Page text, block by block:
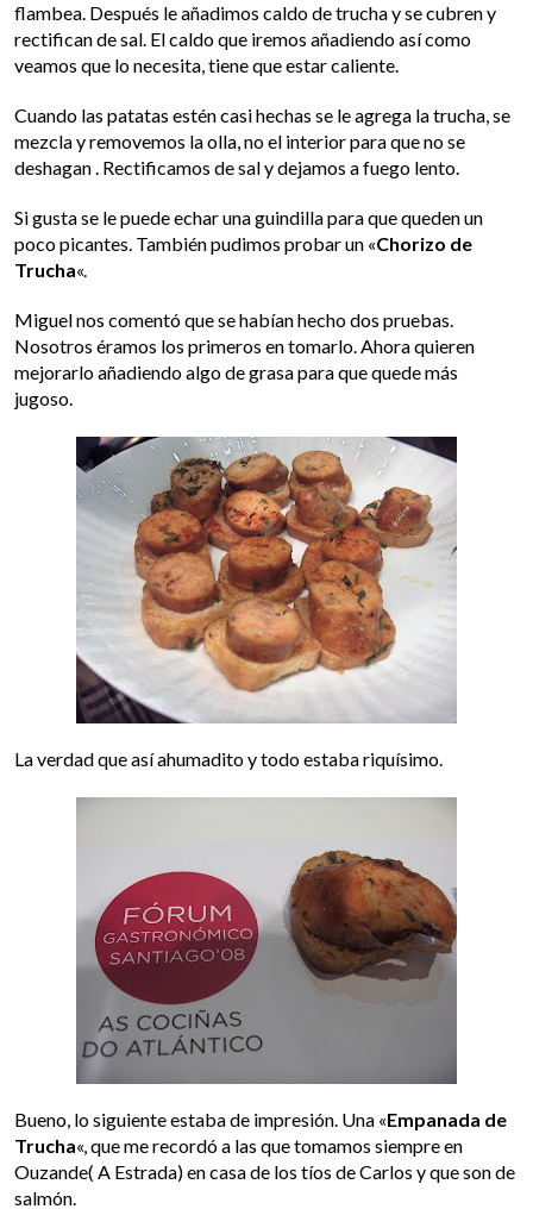
flambea. Después le añadimos caldo de trucha y se cubren y
rectifican de sal. El caldo que iremos añadiendo así como
veamos que lo necesita, tiene que estar caliente.
Cuando las patatas estén casi hechas se le agrega la trucha, se
mezcla y removemos la olla, no el interior para que no se
deshagan . Rectificamos de sal y dejamos a fuego lento.
Si gusta se le puede echar una guindilla para que queden un
poco picantes. También pudimos probar un «Chorizo de
Trucha«.
Miguel nos comentó que se habían hecho dos pruebas.
Nosotros éramos los primeros en tomarlo. Ahora quieren
mejorarlo añadiendo algo de grasa para que quede más
jugoso.
La verdad que así ahumadito y todo estaba riquísimo.
Bueno, lo siguiente estaba de impresión. Una «Empanada de
Trucha«, que me recordó a las que tomamos siempre en
Ouzande( A Estrada) en casa de los tíos de Carlos y que son de
salmón.